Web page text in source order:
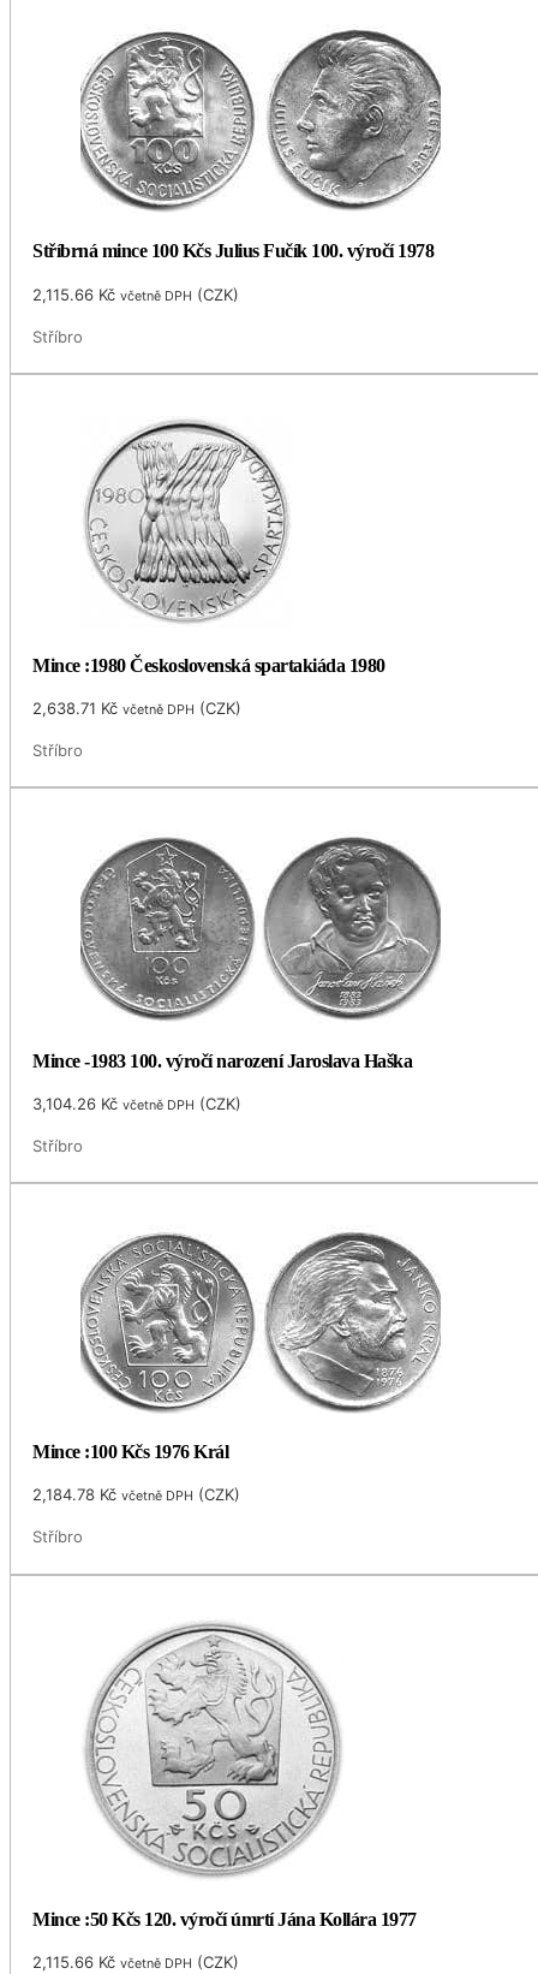
Stříbrná mince 100 Kčs Julius Fučík 100. výročí 1978
2,115.66 Kč včetně DPH (CZK)
Stříbro
Mince :1980 Československá spartakiáda 1980
2,638.71 Kč včetně DPH (CZK)
Stříbro
Mince -1983 100. výročí narození Jaroslava Haška
3,104.26 Kč včetně DPH (CZK)
Stříbro
Mince :100 Kčs 1976 Král
2,184.78 Kč včetně DPH (CZK)
Stříbro
Mince :50 Kčs 120. výročí úmrtí Jána Kollára 1977
2,115.66 Kč včetně DPH (CZK)